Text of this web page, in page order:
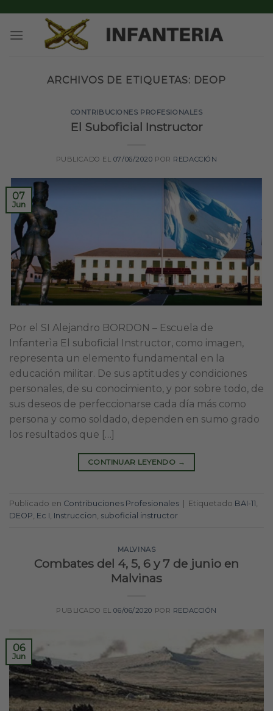
content
ARCHIVOS DE ETIQUETAS: DEOP
CONTRIBUCIONES PROFESIONALES
El Suboficial Instructor
PUBLICADO EL 07/06/2020 POR REDACCIÓN
07
Jun
Por el SI Alejandro BORDON – Escuela de
Infanterìa El suboficial Instructor, como imagen,
representa un elemento fundamental en la
educación militar. De sus aptitudes y condiciones
personales, de su conocimiento, y por sobre todo, de
sus deseos de perfeccionarse cada día más como
persona y como soldado, dependen en sumo grado
los resultados que […]
CONTINUAR LEYENDO →
Publicado en Contribuciones Profesionales Etiquetado BAI-11
DEOP Ec I Instruccion suboficial instructor
MALVINAS
Combates del 4, 5, 6 y 7 de junio en
Malvinas
PUBLICADO EL06/06/2020 POR REDACCIÓN
06
Jun